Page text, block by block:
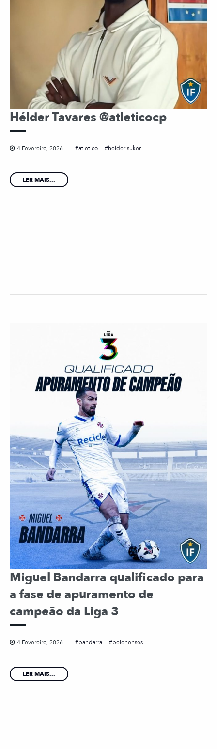
Hélder Tavares @atleticocp
4 Fevereiro, 2026 atletico helder suker
LER MAIS...
Miguel Bandarra qualificado para
a fase de apuramento de
campeão da Liga 3
4 Fevereiro, 2026 bandarra belenenses
LER MAIS...